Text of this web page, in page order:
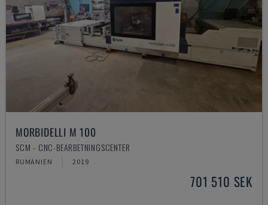
MORBIDELLI M 100
SCM - CNC-BEARBETNINGSCENTER
RUMÄNIEN 2019
701 510 SEK